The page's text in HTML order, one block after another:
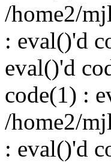
/home2/
: eval()'d
eval()'d
code(1) :
/home2/
: eval()'d